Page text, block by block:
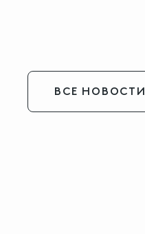
ВСЕ НОВОСТИ